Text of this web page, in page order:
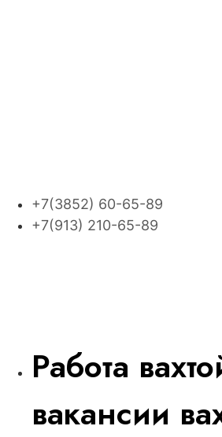
+7(3852) 60-65-89
+7(913) 210-65-89
Работа
вакансии